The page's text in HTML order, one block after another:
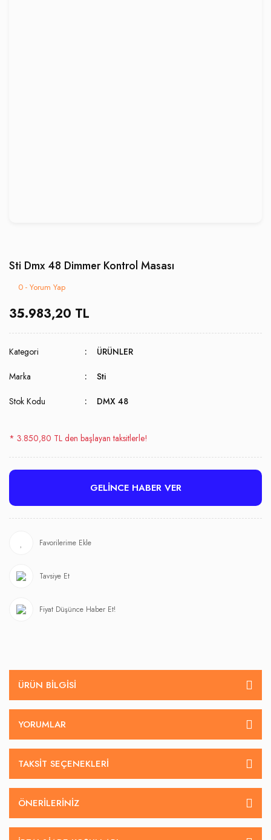
Sti Dmx 48 Dimmer Kontrol Masası
0 - Yorum Yap
35.983,20 TL
Kategori ÜRÜNLER
Marka Sti
Stok Kodu DMX 48
* 3.850,80 TL den başlayan taksitlerle!
GELİNCE HABER VER
Tavsiye Et
Fiyat Düşünce Haber Et!
ÜRÜN BILGISI
YORUMLAR
TAKSIT SEÇENEKLERI
ÖNERILERINIZ